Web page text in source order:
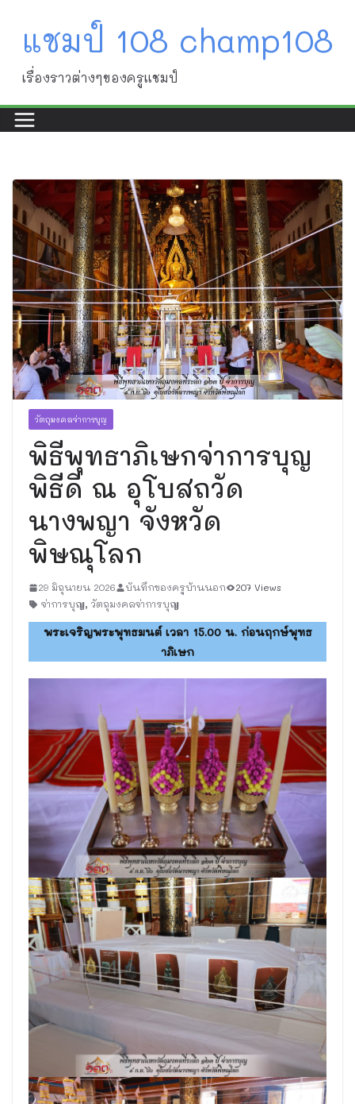
contentแชมป์ 108 champ108
เรื่องราวต่างๆของครูแชมป์
วัตถุมงคลจ่าการบุญ
พิธีพุทธาภิเษกจ่าการบุญ
พิธีดี ณ อุโบสถวัด
นางพญา จังหวัด
พิษณุโลก
29 มิถุนายน 2026 บันทึกของครูบ้านนอก
207 Views
จ่าการบุญ, วัตถุมงคลจ่าการบุญ
พระเจริญพระพุทธมนต์ เวลา 15.00 น. ก่อนฤกษ์พุทธ
าภิเษก